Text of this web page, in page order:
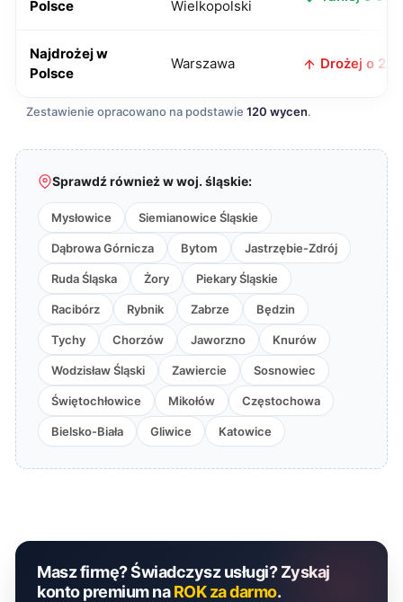
Polsce Wielkopolski
Najdrożej w
Polsce
Warszawa Drożej o 21
Zestawienie opracowano na podstawie 120 wycen.
Sprawdź również w woj. śląskie:
Mysłowice Siemianowice Śląskie
Dąbrowa Górnicza Bytom Jastrzębie-Zdrój
Ruda Śląska Żory Piekary Śląskie
Racibórz Rybnik Zabrze Będzin
Tychy Chorzów Jaworzno Knurów
Wodzisław Śląski Zawiercie Sosnowiec
Świętochłowice Mikołów Częstochowa
Bielsko-Biała Gliwice Katowice
Masz firmę? Świadczysz usługi? Zyskaj
konto premium naROK za darmo.